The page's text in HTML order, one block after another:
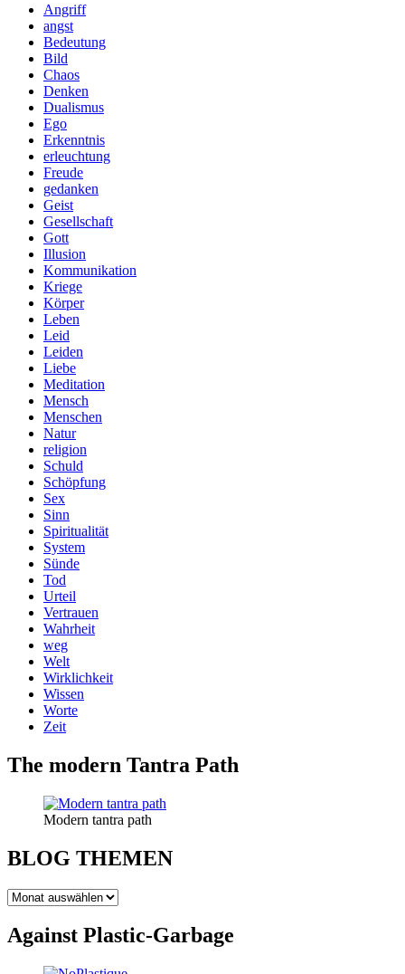
Angriff
angst
Bedeutung
Bild
Chaos
Denken
Dualismus
Ego
Erkenntnis
erleuchtung
Freude
gedanken
Geist
Gesellschaft
Gott
Illusion
Kommunikation
Kriege
Körper
Leben
Leid
Leiden
Liebe
Meditation
Mensch
Menschen
Natur
religion
Schuld
Schöpfung
Sex
Sinn
Spiritualität
System
Sünde
Tod
Urteil
Vertrauen
Wahrheit
weg
Welt
Wirklichkeit
Wissen
Worte
Zeit
The modern Tantra Path
Modern tantra path
BLOG THEMEN
BLOG
Against Plastic-Garbage